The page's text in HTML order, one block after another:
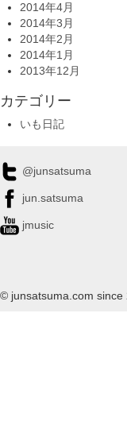
2014年4月
2014年3月
2014年2月
2014年1月
2013年12月
カテゴリー
いも日記
@junsatsuma
jun.satsuma
jmusic
© junsatsuma.com since